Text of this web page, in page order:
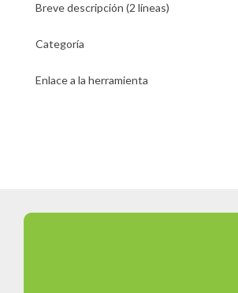
Breve descripción (2 líneas)
Categoría
Enlace a la herramienta